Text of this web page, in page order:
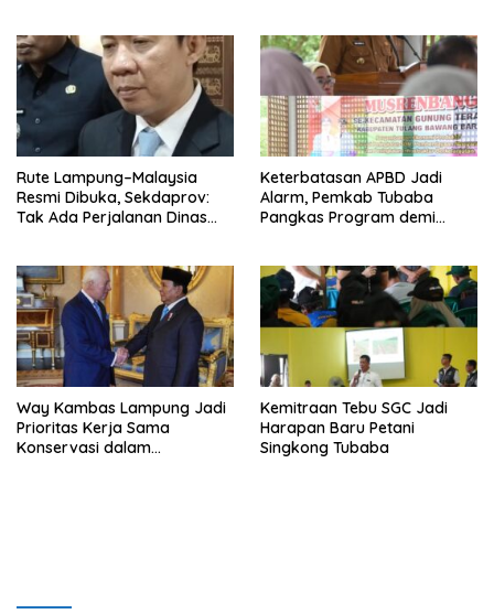
Rute Lampung–Malaysia
Resmi Dibuka, Sekdaprov:
Tak Ada Perjalanan Dinas
Keterbatasan APBD Jadi
Alarm, Pemkab Tubaba
Pangkas Program demi
Way Kambas Lampung Jadi
Prioritas Kerja Sama
Konservasi dalam
Kemitraan Tebu SGC Jadi
Harapan Baru Petani
Singkong Tubaba